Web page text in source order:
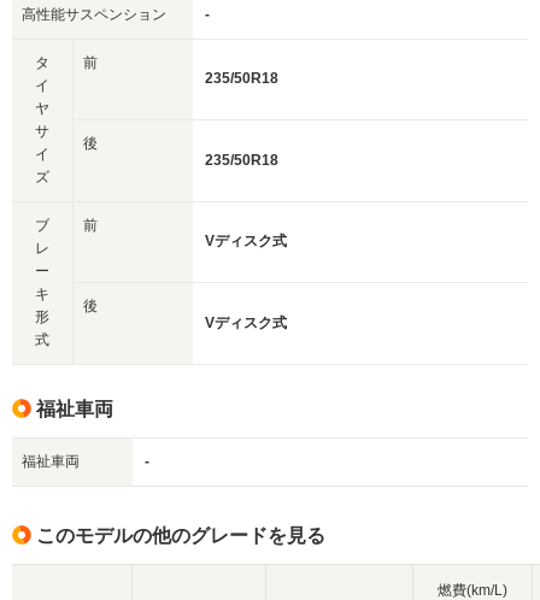
高性能サスペンション -
タ
イ
ヤ
サ
イ
ズ
前
235/50R18
後
235/50R18
ブ
レ
ー
キ
形
式
前
Vディスク式
後
Vディスク式
福祉車両
福祉車両 -
このモデルの他のグレードを見る
燃費(km/L)